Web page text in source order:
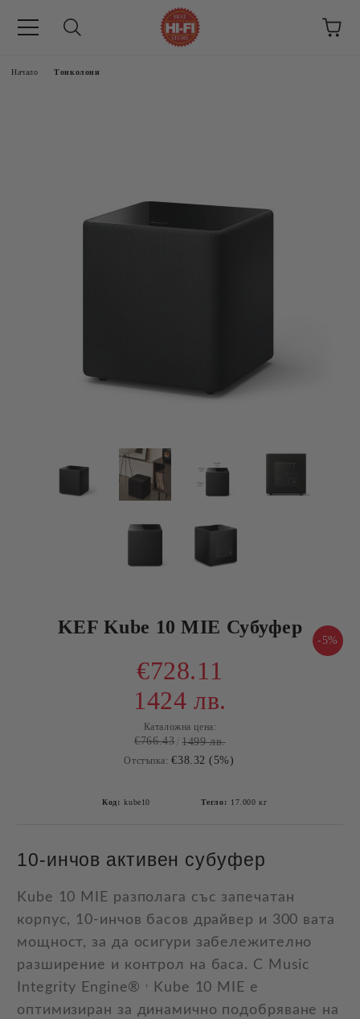
Начало Тонколони
KEF Kube 10 MIE Субуфер
-5%
€728.11
1424 лв.
Каталожна цена:
€766.43 1499 лв.
Отстъпка: €38.32 (5%)
Код: kube10 Тегло: 17.000 кг
10-инчов активен субуфер
Kube 10 MIE разполага със запечатан
корпус, 10-инчов басов драйвер и 300 вата
мощност, за да осигури забележително
разширение и контрол на баса. С Music
Integrity Engine®
,
Kube 10 MIE е
оптимизиран за динамично подобряване на